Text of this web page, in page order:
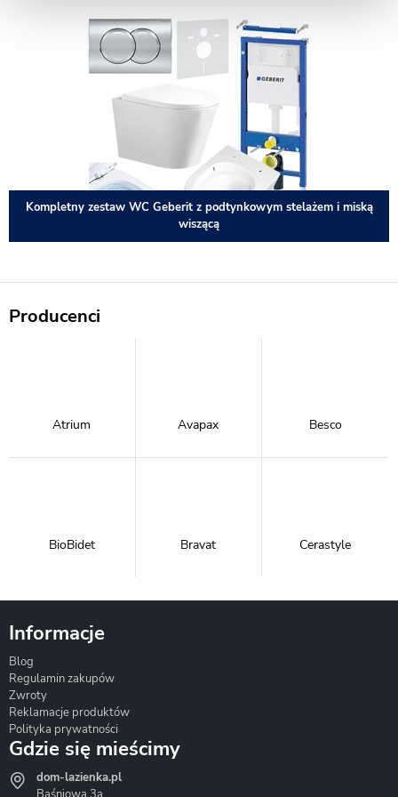
Kompletny zestaw WC Geberit z podtynkowym stelażem i miską
wiszącą
Producenci
Atrium Avapax Besco
BioBidet Bravat Cerastyle
Hydrostop
Informacje
Blog
Regulamin zakupów
Zwroty
Reklamacje produktów
Polityka prywatności
Gdzie się mieścimy
dom-lazienka.pl